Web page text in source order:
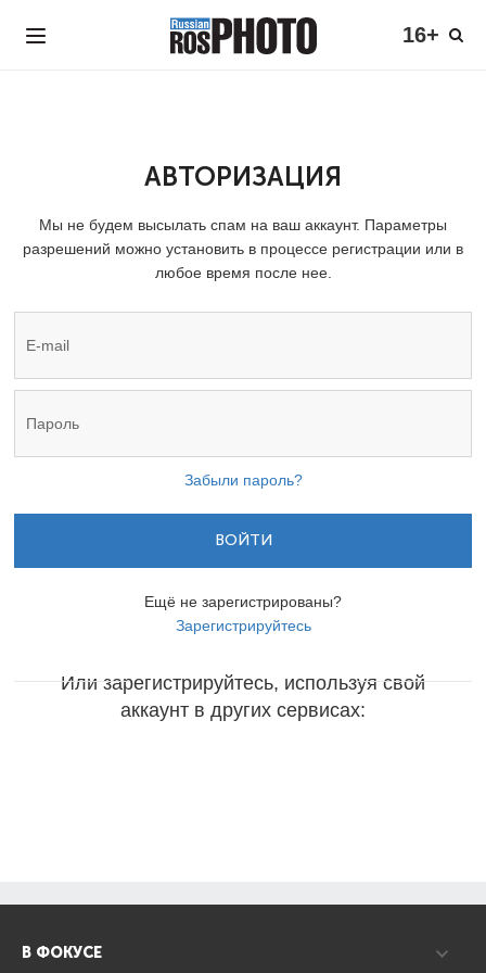
16+
АВТОРИЗАЦИЯ
Мы не будем высылать спам на ваш аккаунт. Параметры
разрешений можно установить в процессе регистрации или в
любое время после нее.
Забыли пароль?
ВОЙТИ
Ещё не зарегистрированы?
Зарегистрируйтесь
Или зарегистрируйтесь, используя свой
аккаунт в других сервисах:
В ФОКУСЕ